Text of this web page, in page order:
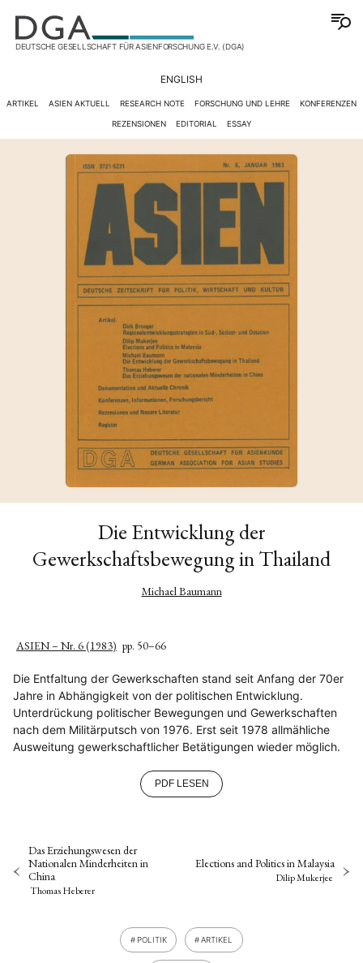
DEUTSCHE GESELLSCHAFT FÜR ASIENFORSCHUNG E.V. (DGA)
ENGLISH
ARTIKEL ASIEN AKTUELL RESEARCH NOTE FORSCHUNG UND LEHRE KONFERENZEN
REZENSIONEN EDITORIAL ESSAY
Die Entwicklung der
Gewerkschaftsbewegung in Thailand
Michael Baumann
ASIEN – Nr. 6 (1983) pp. 50–66
Die Entfaltung der Gewerkschaften stand seit Anfang der 70er
Jahre in Abhängigkeit von der politischen Entwicklung.
Unterdrückung politischer Bewegungen und Gewerkschaften
nach dem Militärputsch von 1976. Erst seit 1978 allmähliche
Ausweitung gewerkschaftlicher Betätigungen wieder möglich.
PDF LESEN
Das Erziehungswesen der
Nationalen Minderheiten in
China
Thomas Heberer
Elections and Politics in Malaysia
Dilip Mukerjee
POLITIK ARTIKEL